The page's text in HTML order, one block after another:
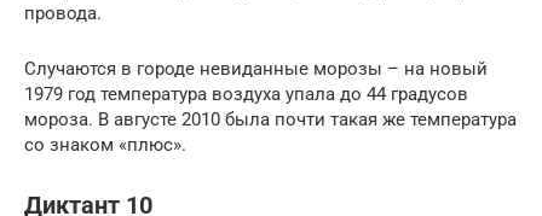
провода.
Случаются в городе невиданные морозы – на новый
1979 год температура воздуха упала до 44 градусов
мороза. В августе 2010 была почти такая же температура
со знаком «плюс».
Диктант 10